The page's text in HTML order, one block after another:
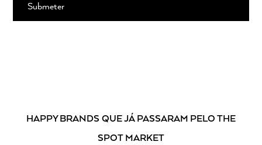
HAPPY BRANDS QUE JÁ PASSARAM PELO THE
SPOT MARKET